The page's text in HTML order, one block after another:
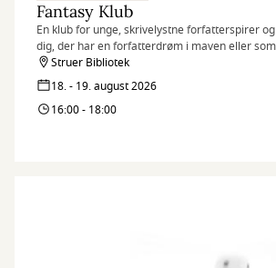
Fantasy Klub
En klub for unge, skrivelystne forfatterspirer
dig, der har en forfatterdrøm i maven eller
fantasy, og gerne vil dele din passion med andre.
Struer Bibliotek
18. - 19. august 2026
16:00 - 18:00